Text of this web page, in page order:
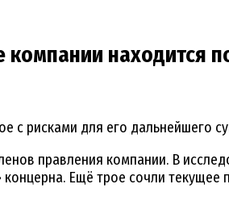
компании находится
с рисками для его дальнейшего
правления компании. В
Ещё трое сочли